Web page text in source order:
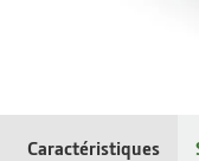
Caractéristiques